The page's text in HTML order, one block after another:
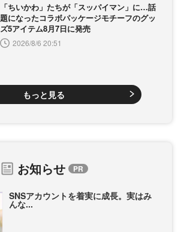
「ちいかわ」たちが「スッパイマン」に…話
題になったコラボパッケージモチーフのグッ
ズ5アイテム8月7日に発売
2026/8/6 20:51
もっと見る
お知らせ
SNSアカウントを着実に成長。実はみ
んな...